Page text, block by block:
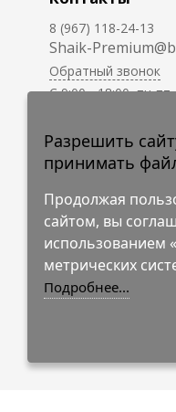
8 (967) 118-24-13
Shaik-
Обратный звонок
C 9:00 - 18:00, пн-пт
круглосуточно.
© 2009-2026 Shaik-
Разрешить
принимать
Продолжая
сайтом, вы
использованием
метрических
Подробнее...